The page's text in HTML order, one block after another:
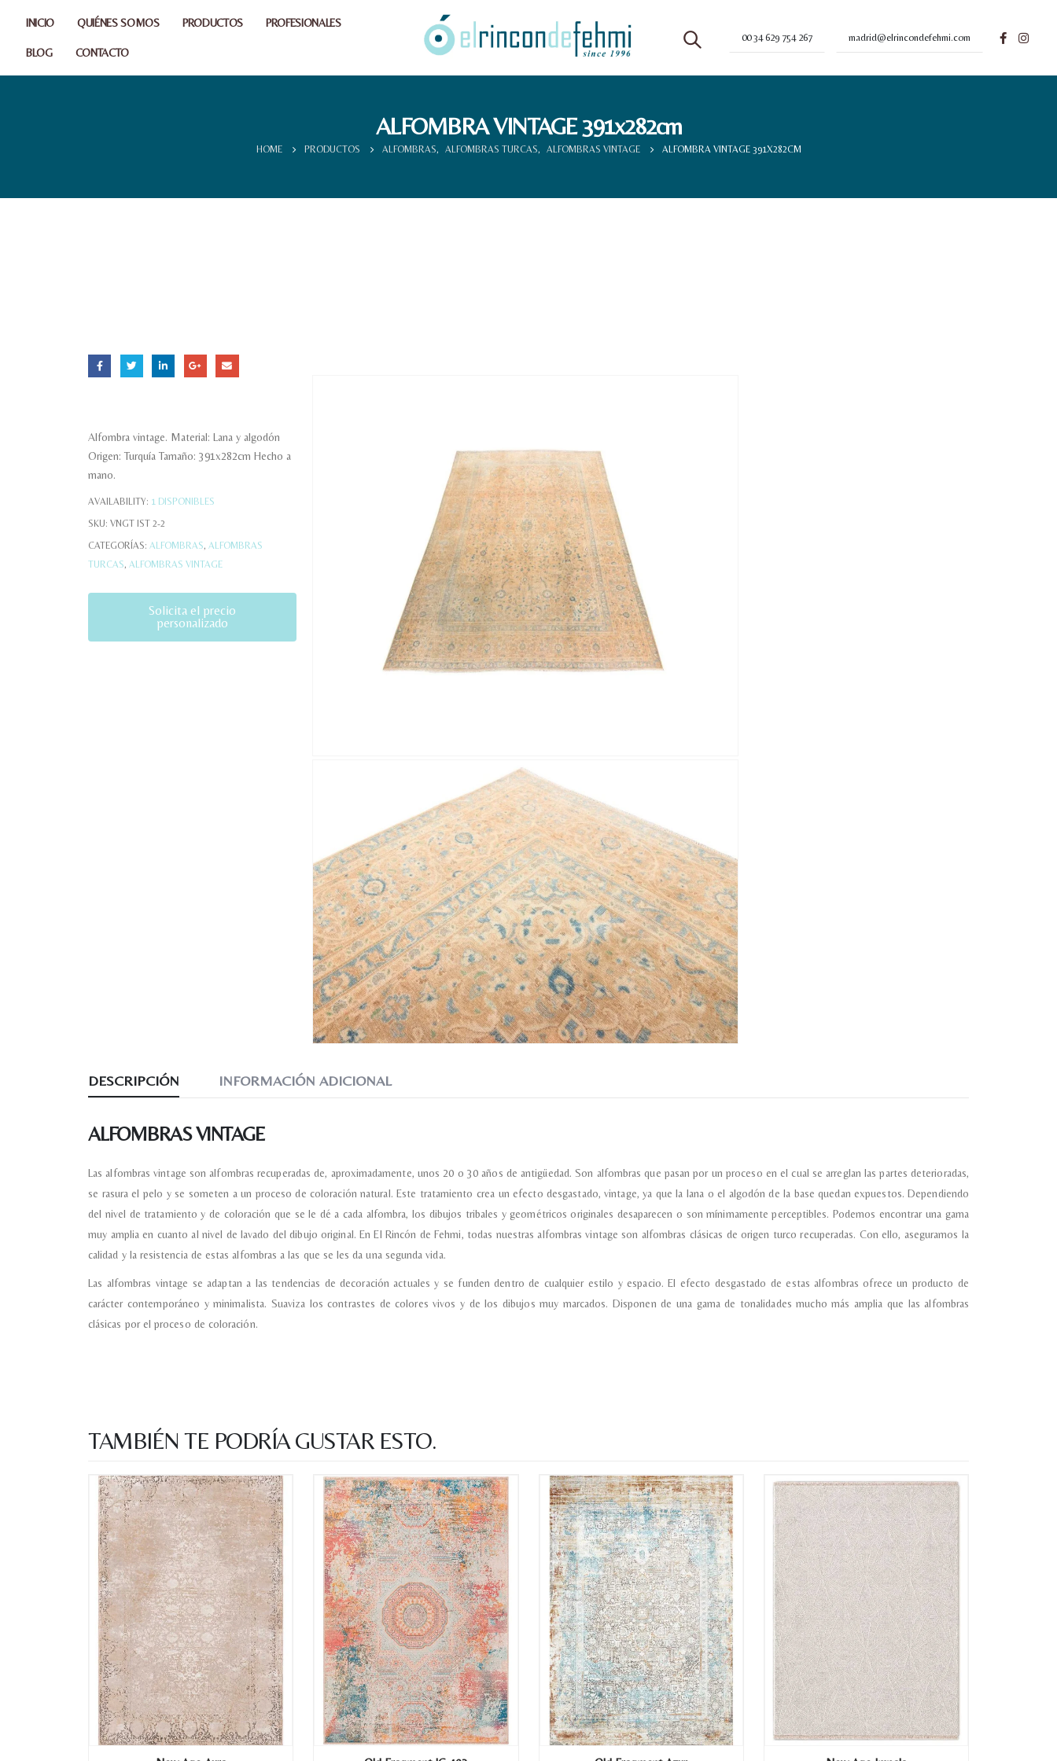
INICIO QUIÉNES SOMOS PRODUCTOS PROFESIONALES
BLOG CONTACTO
00 34 629 754 267 madrid@elrincondefehmi.com
ALFOMBRA VINTAGE 391x282cm
HOME PRODUCTOS ALFOMBRAS, ALFOMBRAS TURCAS, ALFOMBRAS VINTAGE ALFOMBRA VINTAGE 391X282CM
Alfombra vintage. Material: Lana y algodón
Origen: Turquía Tamaño: 391x282cm Hecho a
mano.
AVAILABILITY: 1 DISPONIBLES
SKU: VNGT IST 2-2
CATEGORÍAS: ALFOMBRAS, ALFOMBRAS
TURCAS, ALFOMBRAS VINTAGE
Solicita el precio
personalizado
DESCRIPCIÓN INFORMACIÓN ADICIONAL
ALFOMBRAS VINTAGE
Las alfombras vintage son alfombras recuperadas de, aproximadamente, unos 20 o 30 años de antigüedad. Son alfombras que pasan por un proceso en el cual se arreglan las partes deterioradas,
se rasura el pelo y se someten a un proceso de coloración natural. Este tratamiento crea un efecto desgastado, vintage, ya que la lana o el algodón de la base quedan expuestos. Dependiendo
del nivel de tratamiento y de coloración que se le dé a cada alfombra, los dibujos tribales y geométricos originales desaparecen o son mínimamente perceptibles. Podemos encontrar una gama
muy amplia en cuanto al nivel de lavado del dibujo original. En El Rincón de Fehmi, todas nuestras alfombras vintage son alfombras clásicas de origen turco recuperadas. Con ello, aseguramos la
calidad y la resistencia de estas alfombras a las que se les da una segunda vida.
Las alfombras vintage se adaptan a las tendencias de decoración actuales y se funden dentro de cualquier estilo y espacio. El efecto desgastado de estas alfombras ofrece un producto de
carácter contemporáneo y minimalista. Suaviza los contrastes de colores vivos y de los dibujos muy marcados. Disponen de una gama de tonalidades mucho más amplia que las alfombras
clásicas por el proceso de coloración.
TAMBIÉN TE PODRÍA GUSTAR ESTO.
Nombre y apellido*
Teléfono
Correo electronico
Tu mensaje.
Recibir mi oferta